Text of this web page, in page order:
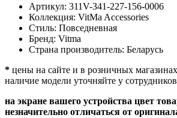
Артикул: 311V-341-227-156-0006
Коллекция: VitMa Accessories
Стиль: Повседневная
Бренд: Vitma
Страна производитель: Беларусь
* цены на сайте и в розничных
наличие модели уточняйте у
на экране вашего устройства цвет
незначительно отличаться от